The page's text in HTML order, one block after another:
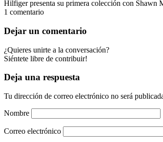
Hilfiger presenta su primera colección con Shawn
1 comentario
Dejar un comentario
¿Quieres unirte a la conversación?
Siéntete libre de contribuir!
Deja una respuesta
Tu dirección de correo electrónico no será
Nombre
Correo electrónico